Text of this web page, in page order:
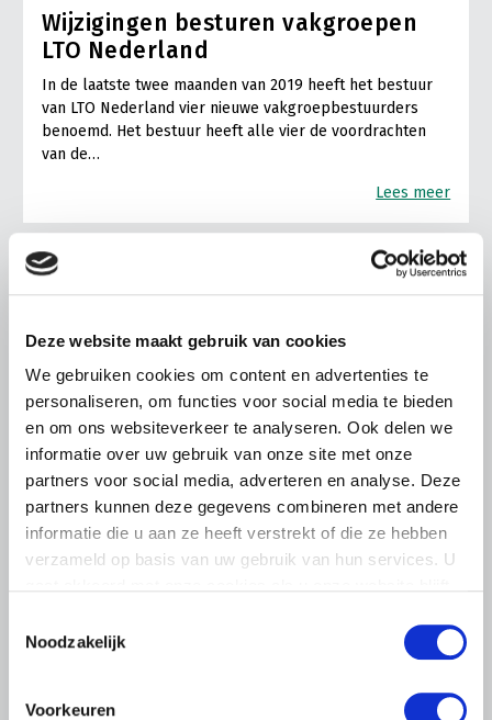
Deze website maakt gebruik van cookies
We gebruiken cookies om content en advertenties te
personaliseren, om functies voor social media te bieden
en om ons websiteverkeer te analyseren. Ook delen we
informatie over uw gebruik van onze site met onze
partners voor social media, adverteren en analyse. Deze
partners kunnen deze gegevens combineren met andere
informatie die u aan ze heeft verstrekt of die ze hebben
verzameld op basis van uw gebruik van hun services. U
Noodzakelijk
Voorkeuren
Wijzigingen besturen vakgroepen
LTO Nederland
In de laatste twee maanden van 2019 heeft het bestuur
van LTO Nederland vier nieuwe vakgroepbestuurders
benoemd. Het bestuur heeft alle vier de voordrachten
van de…
Lees meer
6 JANUARI 2020
weersverzekering verbetert’